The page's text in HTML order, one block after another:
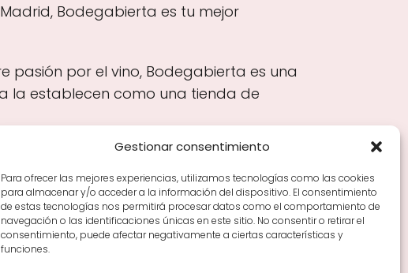
Gestionar consentimiento
Para ofrecer las mejores experiencias, utilizamos tecnologías como las cookies
para almacenar y/o acceder a la información del dispositivo. El consentimiento
de estas tecnologías nos permitirá procesar datos como el comportamiento de
navegación o las identificaciones únicas en este sitio. No consentir o retirar el
consentimiento, puede afectar negativamente a ciertas características y
funciones.
Bodegabierta es tu mejor
pasión por el vino, Bodegabierta es una
la establecen como una tienda de
la mesa Tiendas de vino por ciudades
Tipos de Rioja y
y viñedo en Rioja Vino Rioja para empezar
Zonas de Rioja y